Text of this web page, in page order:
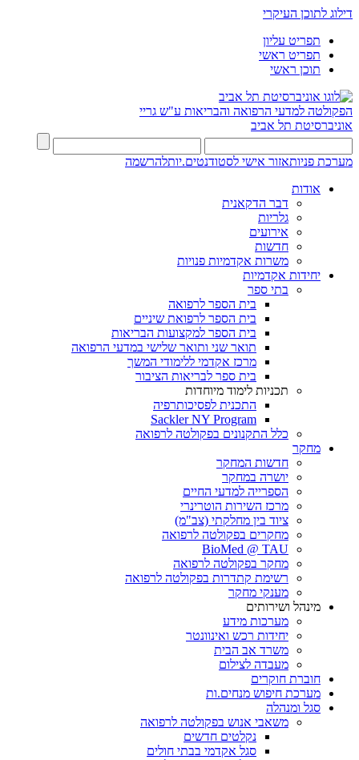
דילוג לתוכן העיקרי
תפריט עליון
תפריט ראשי
תוכן ראשי
הפקולטה למדעי הרפואה והבריאות ע"ש גריי
אוניברסיטת תל אביב
מערכת פניותאזור אישי לסטודנטים.יותלהרשמה
אודות
דבר הדקאנית
גלריות
אירועים
חדשות
משרות אקדמיות פנויות
יחידות אקדמיות
בתי ספר
בית הספר לרפואה
בית הספר לרפואת שיניים
בית הספר למקצועות הבריאות
תואר שני ותואר שלישי במדעי הרפואה
מרכז אקדמי ללימודי המשך
בית ספר לבריאות הציבור
תכניות לימוד מיוחדות
התכנית לפסיכותרפיה
Sackler NY Program
כלל התקנונים בפקולטה לרפואה
מחקר
חדשות המחקר
יושרה במחקר
הספרייה למדעי החיים
מרכז השירות הוטרינרי
ציוד בין מחלקתי (צב"מ)
מחקרים בפקולטה לרפואה
BioMed @ TAU
מחקר בפקולטה לרפואה
רשימת קתדרות בפקולטה לרפואה
מענקי מחקר
מינהל ושירותים
מערכות מידע
יחידות רכש ואינוונטר
משרד אב הבית
מעבדה לצילום
חוברת חוקרים
מערכת חיפוש מנחים.ות
סגל ומנהלה
משאבי אנוש בפקולטה לרפואה
נקלטים חדשים
סגל אקדמי בבתי חולים